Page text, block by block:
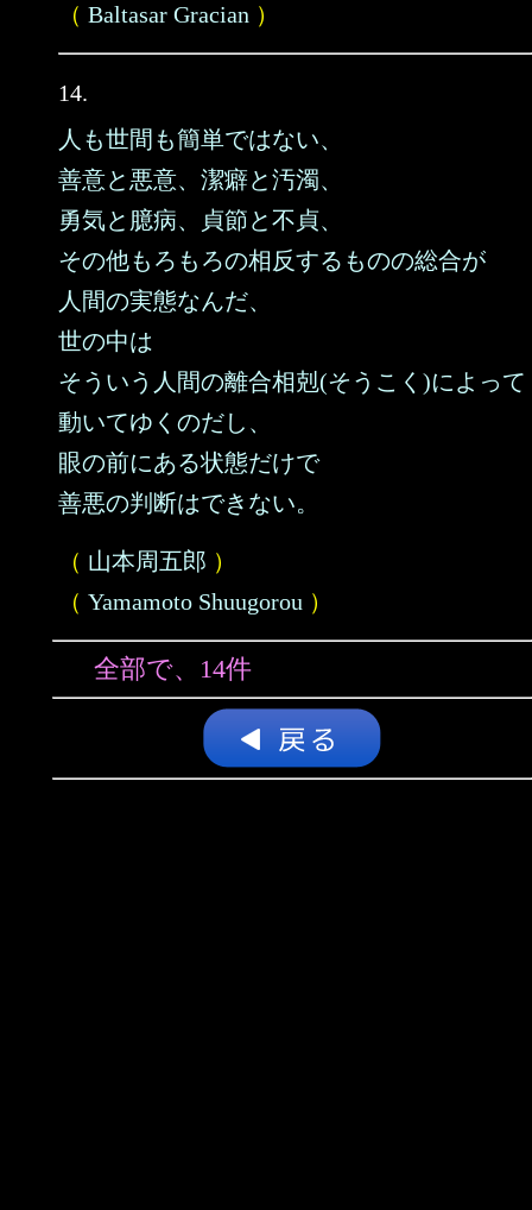
（ Baltasar Gracian ）
14.
人も世間も簡単ではない、
善意と悪意、潔癖と汚濁、
勇気と臆病、貞節と不貞、
その他もろもろの相反するものの総合が
人間の実態なんだ、
世の中は
そういう人間の離合相剋(そうこく)によって
動いてゆくのだし、
眼の前にある状態だけで
善悪の判断はできない。
（ 山本周五郎 ）
（ Yamamoto Shuugorou ）
全部で、14件